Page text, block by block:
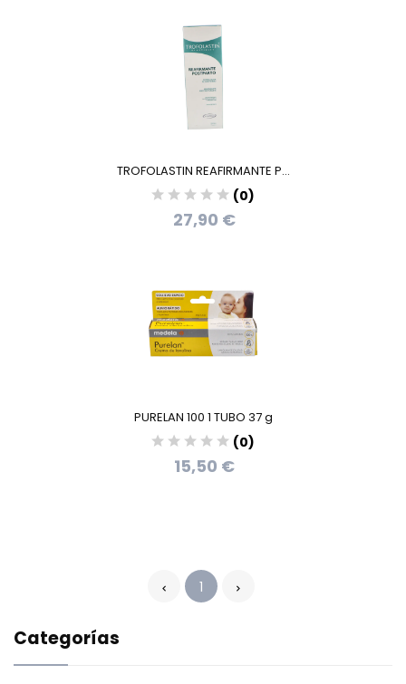
Categorías
TROFOLASTIN REAFIRMANTE P...
(0)
27,90 €
PURELAN 100 1 TUBO 37 g
(0)
15,50 €
1